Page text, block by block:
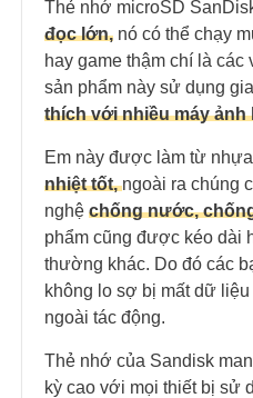
Thẻ nhớ microSD
đọc lớn, nó có thể chạy
hay game thậm chí là
sản phẩm này sử dụng
thích với nhiều máy ảnh
Em này được làm từ
nhiệt tốt, ngoài ra chúng
nghệ chống nước,
phẩm cũng được kéo dài
thường khác. Do đó các
không lo sợ bị mất dữ
ngoài tác động.
Thẻ nhớ của Sandisk
kỳ cao với mọi thiết bị sử